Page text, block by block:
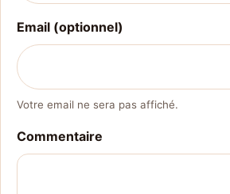
Email (optionnel)
Votre email ne sera pas affiché.
Commentaire